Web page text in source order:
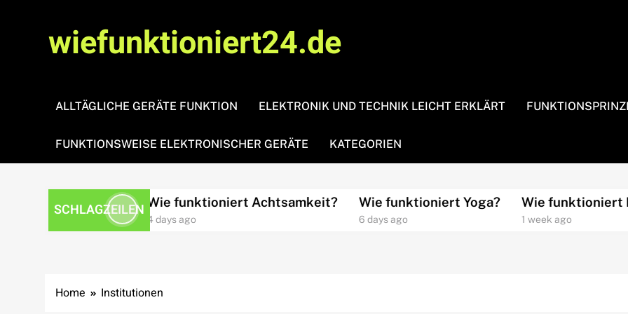
wiefunktioniert24.de
ALLTÄGLICHE GERÄTE FUNKTION ELEKTRONIK UND TECHNIK LEICHT ERKLÄRT
FUNKTIONSWEISE ELEKTRONISCHER GERÄTE KATEGORIEN
SCHLAGZEILENWie funktioniert Achtsamkeit?
4 days ago
Wie funktioniert Yoga?
6 days ago
Wie funktioniert
1 week ago
Home Institutionen